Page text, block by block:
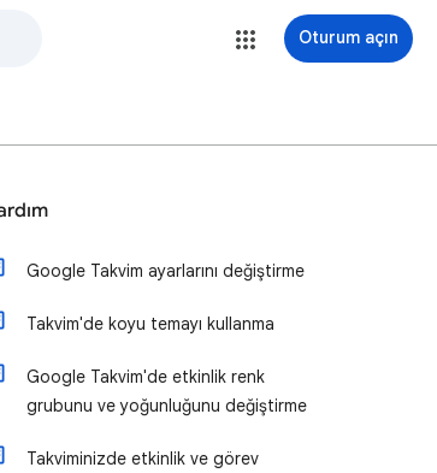
Oturum açın
Google Takvim ayarlarını değiştirme
Takvim'de koyu temayı kullanma
Google Takvim'de etkinlik renk
grubunu ve yoğunluğunu değiştirme
Takviminizde etkinlik ve görev